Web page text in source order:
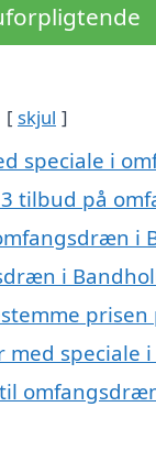
skjul
speciale i
tilbud på
i
i
med